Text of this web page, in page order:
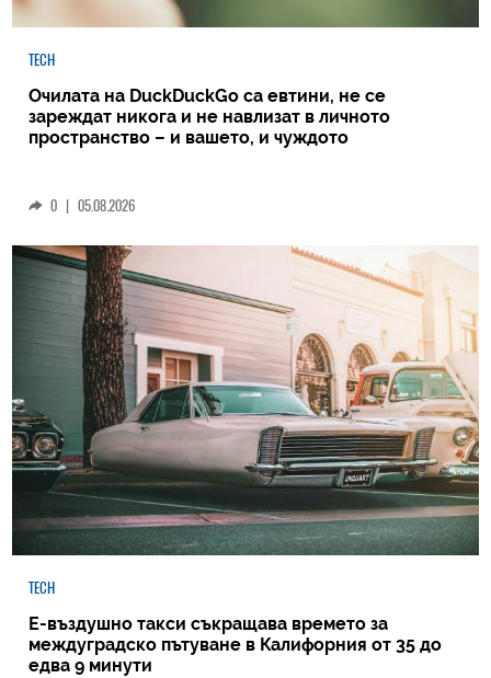
TECH
Очилата на DuckDuckGo са евтини, не се
зареждат никога и не навлизат в личното
пространство – и вашето, и чуждото
0 | 05.08.2026
TECH
Е-въздушно такси съкращава времето за
междуградско пътуване в Калифорния от 35 до
едва 9 минути